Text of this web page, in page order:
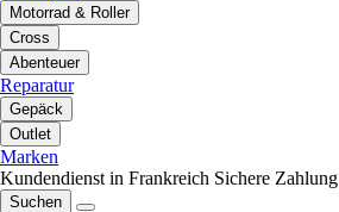
Motorrad & Roller
Cross
Abenteuer
Reparatur
Gepäck
Outlet
Marken
Kundendienst in Frankreich Sichere Zahlung
Suchen